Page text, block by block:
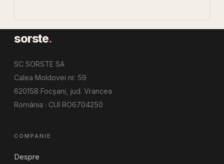
sorste.
SC SORSTE SA
Calea Moldovei nr. 59
620158 Focșani, jud. Vrancea
România · CUI RO6704250
COMPANIE
Despre